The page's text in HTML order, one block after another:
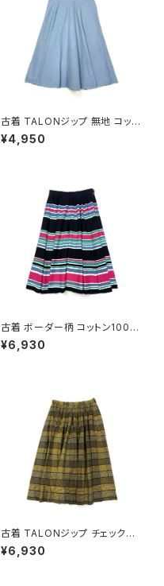
古着 TALONジップ 無地 コット
ン 膝丈 スカート 青 水色 (ba2
607003)
¥4,950
古着 ボーダー柄 コットン100％
膝丈 スカート 黒 ピンク (ba26
07008)
¥6,930
古着 TALONジップ チェック柄
コットン 膝丈 スカート 黄 (ba2
607010)
¥6,930